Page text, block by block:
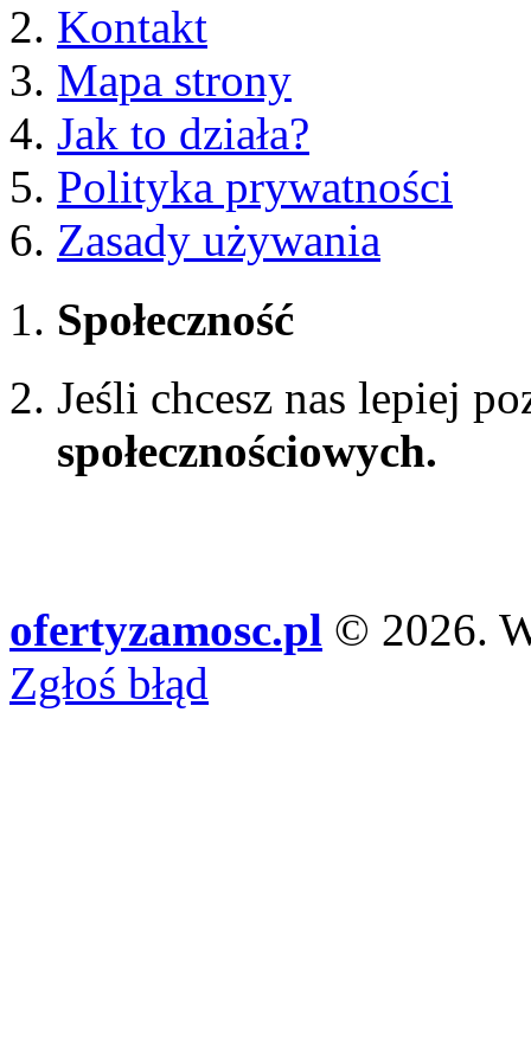
Kontakt
Mapa strony
Jak to działa?
Polityka prywatności
Zasady używania
Społeczność
Jeśli chcesz nas lepiej
społecznościowych.
ofertyzamosc.pl © 2026.
Zgłoś błąd